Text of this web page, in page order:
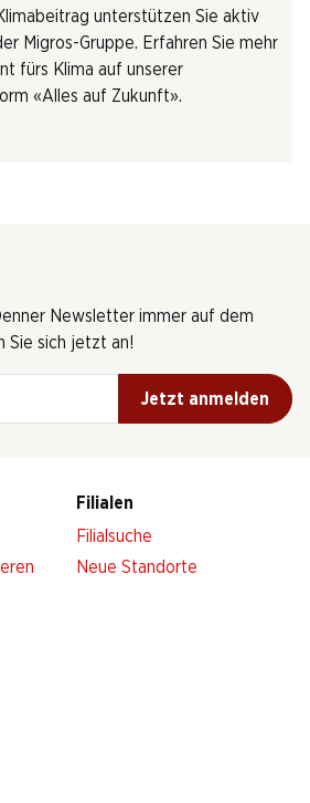
unterstützen Sie aktiv
Migros-Gruppe. Erfahren Sie mehr
fürs Klima auf unserer
«Alles auf Zukunft».
Newsletter immer auf dem
Sie sich jetzt an!
Jetzt anmelden
Filialen
Filialsuche
Neue Standorte